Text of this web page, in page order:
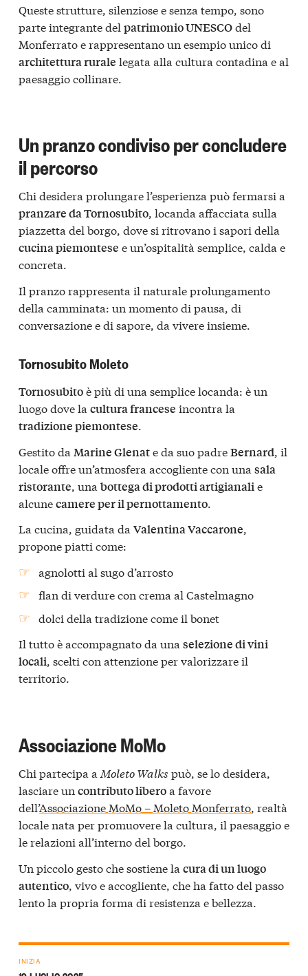
Queste strutture, silenziose e senza tempo, sono
parte integrante del patrimonio UNESCOdel
Monferrato e rappresentano un esempio unico di
architettura rurale legata alla cultura contadina e al
paesaggio collinare.
Un pranzo condiviso per concludere
il percorso
Chi desidera prolungare l’esperienza può fermarsi a
pranzare da Tornosubito, locanda affacciata sulla
piazzetta del borgo, dove si ritrovano i sapori della
cucina piemontese e un’ospitalità semplice, calda e
concreta.
Il pranzo rappresenta il naturale prolungamento
della camminata: un momento di pausa, di
conversazione e di sapore, da vivere insieme.
Tornosubito Moleto
Tornosubitoè più di una semplice locanda: è un
luogo dove la cultura francese incontra la
tradizione piemontese.
Gestito da Marine Glenate da suo padreBernard, il
locale offre un’atmosfera accogliente con una sala
ristorante, una bottega di prodotti artigianalie
alcunecamere per il pernottamento.
La cucina, guidata da Valentina Vaccarone,
propone piatti come:
agnolotti al sugo d’arrosto
flan di verdure con crema al Castelmagno
dolci della tradizione come il bonet
Il tutto è accompagnato da una selezione di vini
locali, scelti con attenzione per valorizzare il
territorio.
Associazione MoMo
Chi partecipa a Moleto Walks può, se lo desidera,
lasciare un contributo liberoa favore
dell’Associazione MoMo – Moleto Monferrato, realtà
locale nata per promuovere la cultura, il paesaggio e
le relazioni all’interno del borgo.
Un piccolo gesto che sostiene la cura di un luogo
autentico, vivo e accogliente, che ha fatto del passo
lento la propria forma di resistenza e bellezza.
INIZIA